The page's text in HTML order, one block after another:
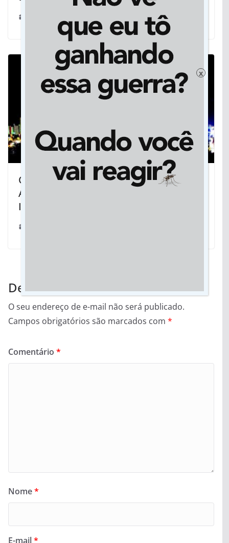
Com sanção de lei, MS cria sua
Agência de Promoção de
Investimentos
Deixe um comentário
O seu endereço de e-mail não será publicado.
Campos obrigatórios são marcados com *
Comentário *
Nome*
E-mail*
x